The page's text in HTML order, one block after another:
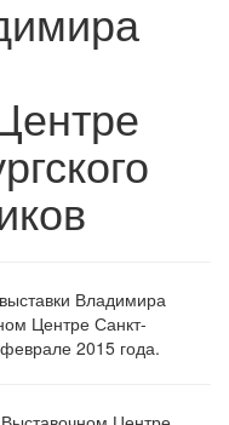
Владимира
Центре Санкт-
2015 года.